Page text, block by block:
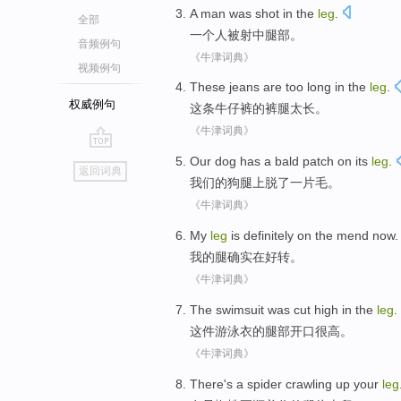
全部
音频例句
视频例句
权威例句
go
top
返回词典
A man was shot in the leg
一个 人被射中腿部。
《牛津词典》
These jeans are too long in the leg.
这条牛仔裤的裤腿太长。
《牛津词典》
Our dog has a bald patch on its leg
我们的狗腿 上 脱了一片毛。
《牛津词典》
My leg is definitely on the mend now.
我的腿确实在好转。
《牛津词典》
The swimsuit was cut high in the leg
这件游泳衣的腿部开口很高。
《牛津词典》
There's a spider crawling up your leg